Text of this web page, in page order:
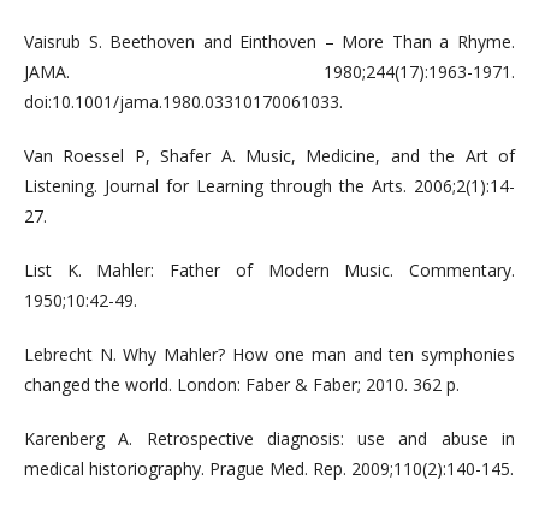
Vaisrub S. Beethoven and Einthoven – More Than a Rhyme.
JAMA. 1980;244(17):1963-1971.
doi:10.1001/jama.1980.03310170061033.
Van Roessel P, Shafer A. Music, Medicine, and the Art of
Listening. Journal for Learning through the Arts. 2006;2(1):14-
27.
List K. Mahler: Father of Modern Music. Commentary.
1950;10:42-49.
Lebrecht N. Why Mahler? How one man and ten symphonies
changed the world. London: Faber & Faber; 2010. 362 p.
Karenberg A. Retrospective diagnosis: use and abuse in
medical historiography. Prague Med. Rep. 2009;110(2):140-145.